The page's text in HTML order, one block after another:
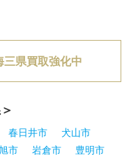
県買取強化中
春日井市
犬山市
市 岩倉市
豊明市